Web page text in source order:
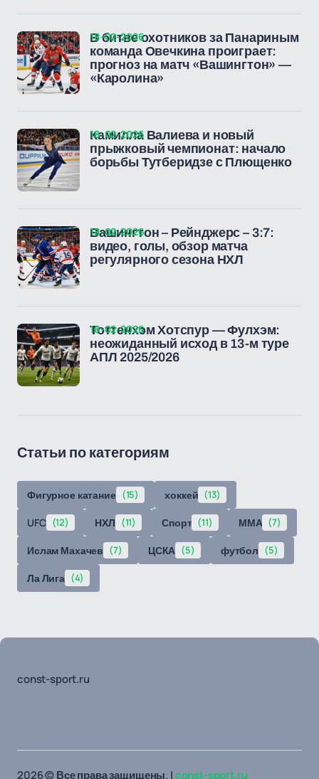
В битве охотников за Панариным
команда Овечкина проиграет:
прогноз на матч «Вашингтон» —
«Каролина»
18-02-2026
Камилла Валиева и новый
прыжковый чемпионат: начало
борьбы Тутберидзе с Плющенко
18-02-2026
Вашингтон – Рейнджерс – 3:7:
видео, голы, обзор матча
регулярного сезона НХЛ
18-02-2026
Тоттенхэм Хотспур — Фулхэм:
неожиданный исход в 13-м туре
АПЛ 2025/2026
18-02-2026
Статьи по категориям
Фигурное катание (15) хоккей (13)
UFC (12) НХЛ (11) Спорт (11) ММА (7)
Ислам Махачев (7) ЦСКА (5) футбол (5)
Ла Лига (4)
const-sport.ru
2026 © Все права защищены. |const-sport.ru